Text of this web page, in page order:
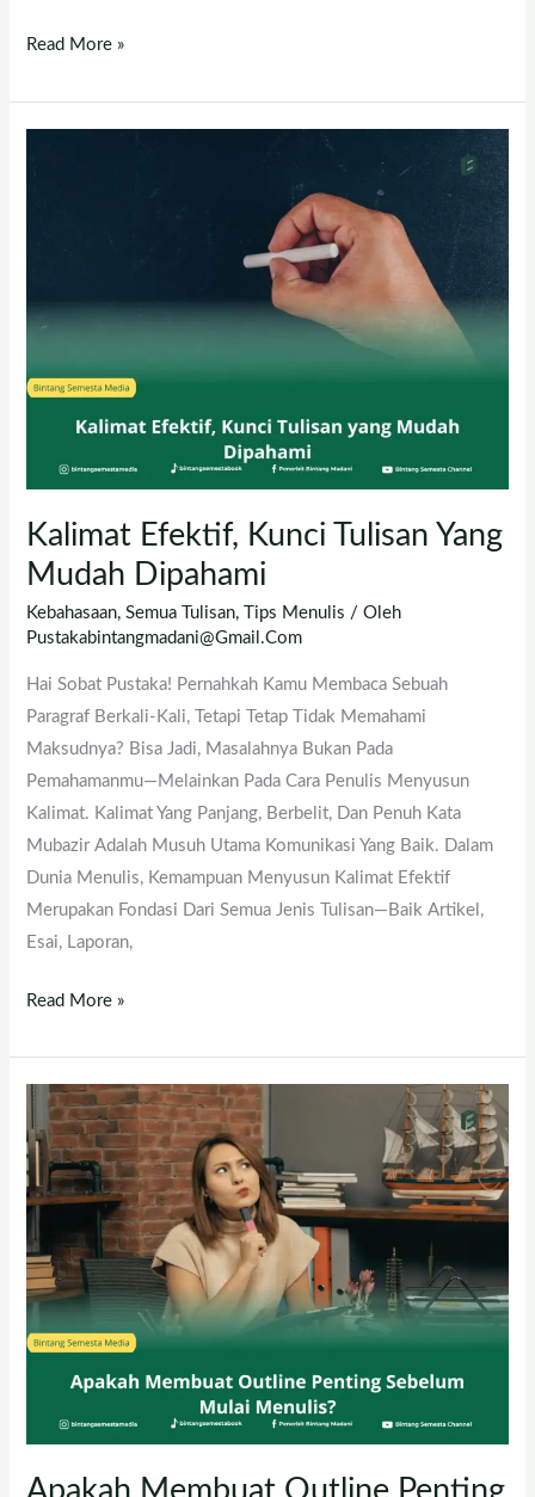
Read More »
Kalimat Efektif, Kunci Tulisan Yang
Mudah Dipahami
Kebahasaan,Semua Tulisan, Tips Menulis / Oleh
Pustakabintangmadani@gmail.com
Hai Sobat Pustaka! Pernahkah Kamu Membaca Sebuah
Paragraf Berkali-Kali, Tetapi Tetap Tidak Memahami
Maksudnya? Bisa Jadi, Masalahnya Bukan Pada
Pemahamanmu—Melainkan Pada Cara Penulis Menyusun
Kalimat. Kalimat Yang Panjang, Berbelit, Dan Penuh Kata
Mubazir Adalah Musuh Utama Komunikasi Yang Baik. Dalam
Dunia Menulis, Kemampuan Menyusun Kalimat Efektif
Merupakan Fondasi Dari Semua Jenis Tulisan—Baik Artikel,
Esai, Laporan,
Mudah
Read More »
Apakah
Membuat
Outline
Penting
Mulai
Menulis?